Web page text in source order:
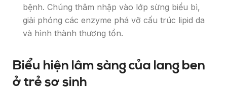
bệnh. Chúng thâm nhập vào lớp sừng biểu bì,
giải phóng các enzyme phá vỡ cấu trúc lipid da
và hình thành thương tổn.
Biểu hiện lâm sàng của lang ben
ở trẻ sơ sinh